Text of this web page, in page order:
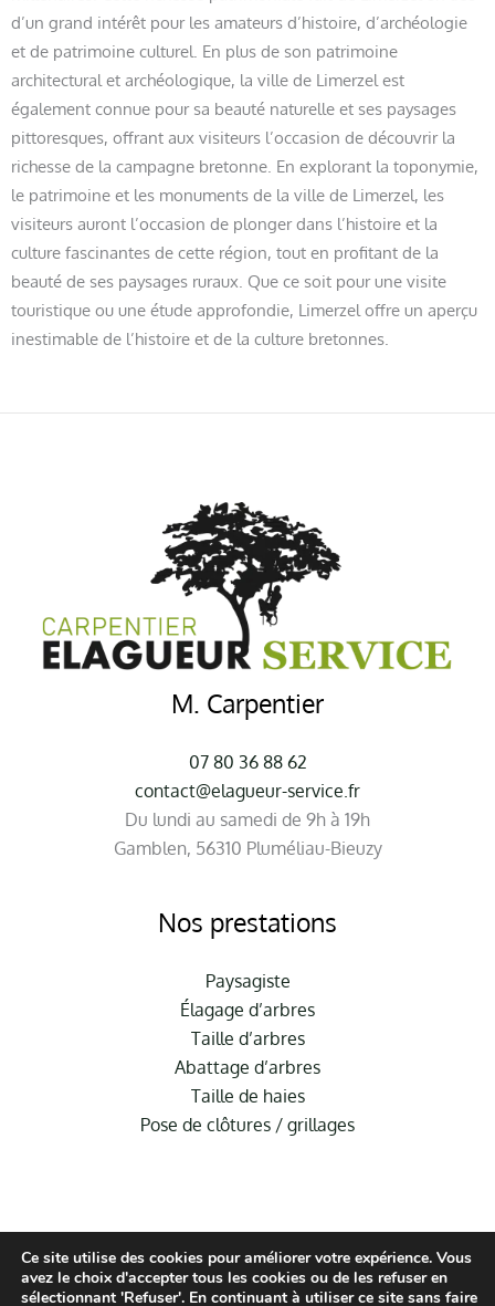
d’un grand intérêt pour les amateurs d’histoire, d’archéologie
et de patrimoine culturel. En plus de son patrimoine
architectural et archéologique, la ville de Limerzel est
également connue pour sa beauté naturelle et ses paysages
pittoresques, offrant aux visiteurs l’occasion de découvrir la
richesse de la campagne bretonne. En explorant la toponymie,
le patrimoine et les monuments de la ville de Limerzel, les
visiteurs auront l’occasion de plonger dans l’histoire et la
culture fascinantes de cette région, tout en profitant de la
beauté de ses paysages ruraux. Que ce soit pour une visite
touristique ou une étude approfondie, Limerzel offre un aperçu
inestimable de l’histoire et de la culture bretonnes.
M. Carpentier
07 80 36 88 62
contact@elagueur-service.fr
Du lundi au samedi de 9h à 19h
Gamblen, 56310 Pluméliau-Bieuzy
Nos prestations
Paysagiste
Élagage d’arbres
Taille d’arbres
Abattage d’arbres
Taille de haies
Pose de clôtures / grillages
Ce site utilise des cookies pour améliorer votre expérience. Vous
avez le choix d'accepter tous les cookies ou de les refuser en
sélectionnant 'Refuser'. En continuant à utiliser ce site sans faire